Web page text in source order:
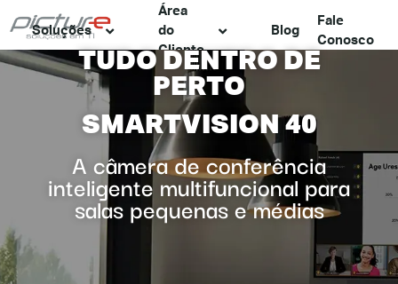
Soluções
Área
do
Cliente
Blog
Fale
Conosco
TUDO DENTRO DE
PERTO
SMARTVISION 40
A câmera de conferência
inteligente multifuncional para
salas pequenas e médias